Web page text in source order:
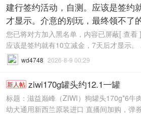
建行签约活动，自测。应该是签约
才显示。介意的别玩，最终领不了
您已将对方加入黑名单，内容已屏蔽[ 查看
应该是签约就有10立减金，7天后才显示。
wd4748 2026-8-9 00:29
新人帖 ziwi170g罐头约12.1一罐
标题：滋益巅峰（ZIWI）狗罐头170g*6牛
幼犬通用新西兰原装进口 直播间加购，弹